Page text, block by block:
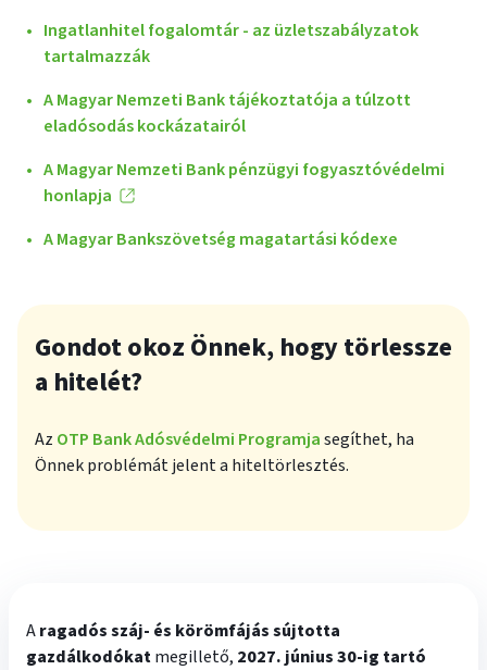
Ingatlanhitel fogalomtár - az üzletszabályzatok
tartalmazzák
A Magyar Nemzeti Bank tájékoztatója a túlzott
eladósodás kockázatairól
A Magyar Nemzeti Bank pénzügyi fogyasztóvédelmi
honlapja
A Magyar Bankszövetség magatartási kódexe
Gondot okoz Önnek, hogy törlessze
a hitelét?
Az OTP Bank Adósvédelmi Programjasegíthet, ha
Önnek problémát jelent a hiteltörlesztés.
Aragadós száj- és körömfájás sújtotta
gazdálkodókatmegillető, 2027. június 30-ig tartó